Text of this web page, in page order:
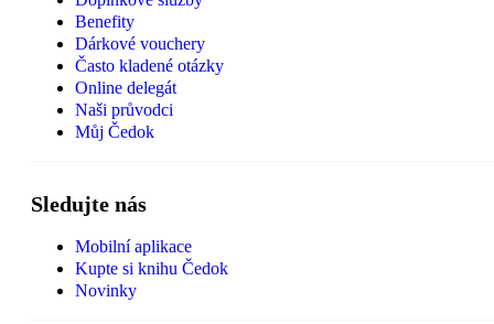
Benefity
Dárkové vouchery
Často kladené otázky
Online delegát
Naši průvodci
Můj Čedok
Sledujte nás
Mobilní aplikace
Kupte si knihu Čedok
Novinky